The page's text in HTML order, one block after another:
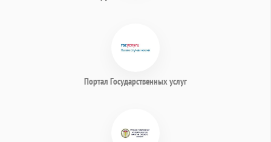
Портал Государственных услуг